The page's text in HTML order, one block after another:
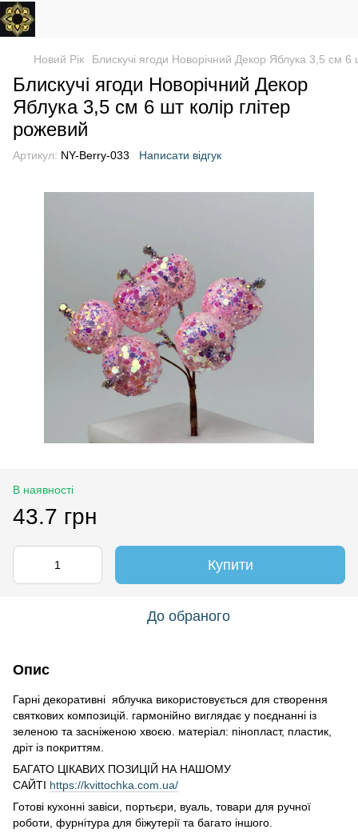
Новий Рік Блискучі ягоди Новорічний Декор Яблука 3,5 см 6
Блискучі ягоди Новорічний Декор
Яблука 3,5 см 6 шт колір глітер
рожевий
Артикул: NY-Berry-033 Написати відгук
В наявності
43.7 грн
Купити
До обраного
Опис
Гарні декоративні яблучка використовується для створення
святкових композицій. гармонійно виглядає у поєднанні із
зеленою та засніженою хвоєю. матеріал: пінопласт, пластик,
дріт із покриттям.
БАГАТО ЦІКАВИХ ПОЗИЦІЙ НА НАШОМУ
САЙТІ https://kvittochka.com.ua/
Готові кухонні завіси, портьєри, вуаль, товари для ручної
роботи, фурнітура для біжутерії та багато іншого.